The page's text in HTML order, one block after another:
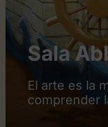
Sala
El arte es la
comprender